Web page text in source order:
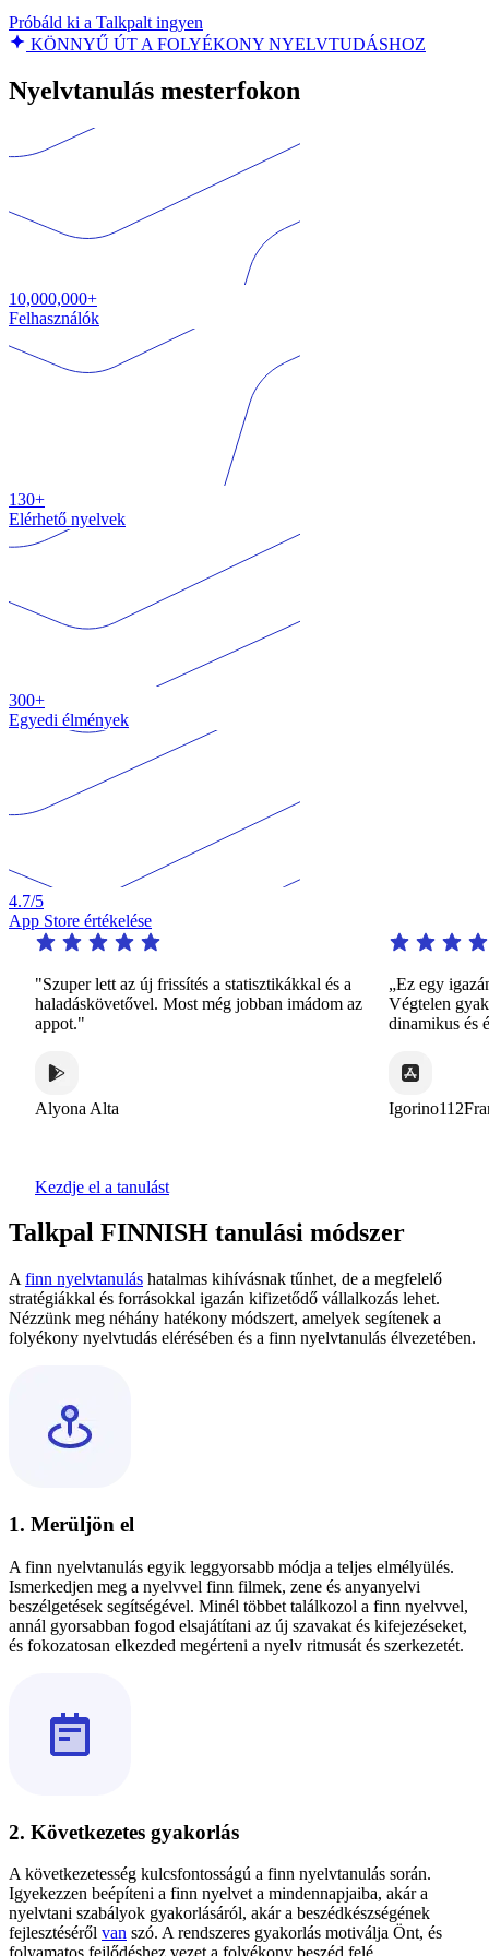
Próbáld ki a Talkpalt ingyen
KÖNNYŰ ÚT A FOLYÉKONY NYELVTUDÁSHOZ
Nyelvtanulás mesterfokon
10,000,000+
Felhasználók
130+
Elérhető nyelvek
300+
Egyedi élmények
4.7/5
App Store értékelése
"Szuper lett az új frissítés a statisztikákkal és a
haladáskövetővel. Most még jobban imádom az
appot."
Alyona Alta
„Ez egy
Végtelen
dinamikus és
Kezdje el a tanulást
Talkpal FINNISH tanulási módszer
A finn nyelvtanulás hatalmas kihívásnak tűnhet, de a megfelelő
stratégiákkal és forrásokkal igazán kifizetődő vállalkozás lehet.
Nézzünk meg néhány hatékony módszert, amelyek segítenek a
folyékony nyelvtudás elérésében és a finn nyelvtanulás élvezetében.
1. Merüljön el
A finn nyelvtanulás egyik leggyorsabb módja a teljes elmélyülés.
Ismerkedjen meg a nyelvvel finn filmek, zene és anyanyelvi
beszélgetések segítségével. Minél többet találkozol a finn nyelvvel,
annál gyorsabban fogod elsajátítani az új szavakat és kifejezéseket,
és fokozatosan elkezded megérteni a nyelv ritmusát és szerkezetét.
2. Következetes gyakorlás
A következetesség kulcsfontosságú a finn nyelvtanulás során.
Igyekezzen beépíteni a finn nyelvet a mindennapjaiba, akár a
nyelvtani szabályok gyakorlásáról, akár a beszédkészségének
fejlesztéséről van szó. A rendszeres gyakorlás motiválja Önt, és